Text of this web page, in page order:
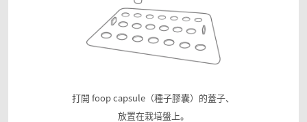
打開 foop capsule（種子膠囊）的蓋子、
放置在栽培盤上。